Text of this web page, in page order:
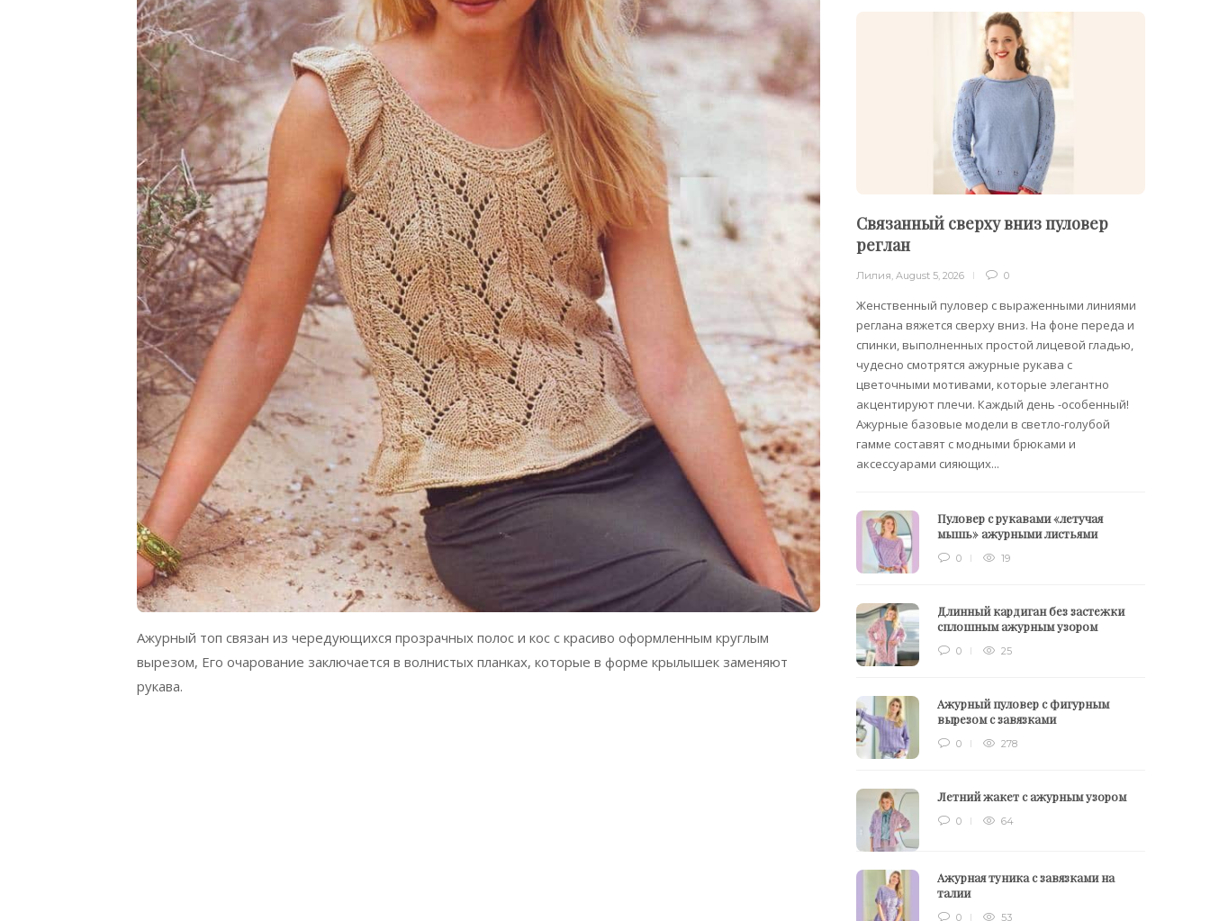
Ажурный топ связан из чередующихся прозрачных полос и кос с красиво оформленным круглым
вырезом, Его очарование заключается в волнистых планках, которые в форме крылышек заменяют
рукава.
Связанный сверху вниз пуловер
реглан
Лилия ,August 5, 2026 0
Женственный пуловер с выраженными линиями
реглана вяжется сверху вниз. На фоне переда и
спинки, выполненных простой лицевой гладью,
чудесно смотрятся ажурные рукава с
цветочными мотивами, которые элегантно
акцентируют плечи. Каждый день -особенный!
Ажурные базовые модели в светло-голубой
гамме составят с модными брюками и
аксессуарами сияющих...
Пуловер с рукавами «летучая
мышь» ажурными листьями
0 19
Длинный кардиган без застежки
сплошным ажурным узором
0 25
Ажурный пуловер с фигурным
вырезом с завязками
0 278
Летний жакет с ажурным узором
0 64
Ажурная туника с завязками на
талии
0 53